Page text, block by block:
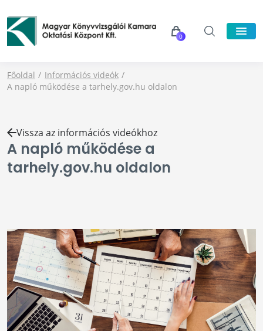
0
Főoldal
Információs videók
A napló működése a tarhely.gov.hu oldalon
A napló működése a
tarhely.gov.hu oldalon
Vissza az információs videókhoz